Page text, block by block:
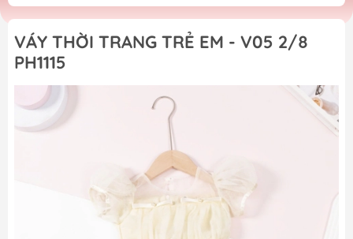
VÁY THỜI TRANG TRẺ EM - V05 2/8
PH1115